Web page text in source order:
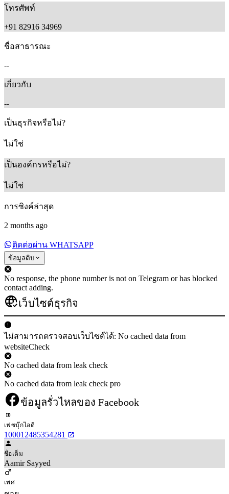
โทรศัพท์
+91 82916 34969
ชื่อสาธารณะ
--
เกี่ยวกับ
--
เป็นธุรกิจหรือไม่?
ไม่ใช่
เป็นองค์กรหรือไม่?
ไม่ใช่
การซิงค์ล่าสุด
2 months ago
ติดต่อผ่าน WHATSAPP
ข้อมูลดิบ
No response, the phone number is not on Telegram or has blocked
contact adding.
เว็บไซต์ธุรกิจ
ไม่สามารถตรวจสอบเว็บไซต์ได้: No cached data from
websiteCheck
No cached data from leak check
No cached data from leak check pro
ข้อมูลรั่วไหลของ Facebook
เฟซบุ๊กไอดี
100012485354281
ชื่อเต็ม
Aamir Sayyed
เพศ